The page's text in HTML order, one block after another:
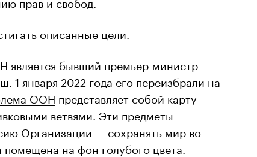
описанные цели.
является бывший премьер-министр
1 января 2022 года его переизбрали на
ООН представляет собой карту
ветвями. Эти предметы
Организации — сохранять мир во
на фон голубого цвета.